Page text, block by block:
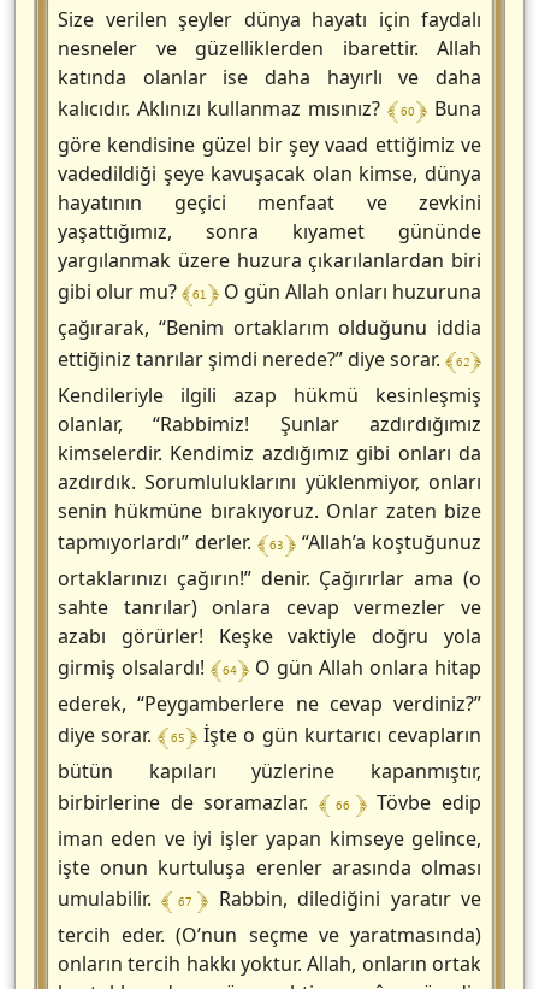
Size verilen şeyler dünya hayatı için faydalı
nesneler ve güzelliklerden ibarettir. Allah
katında olanlar ise daha hayırlı ve daha
kalıcıdır. Aklınızı kullanmaz mısınız? ﴾ 60 ﴿ Buna
göre kendisine güzel bir şey vaad ettiğimiz ve
vadedildiği şeye kavuşacak olan kimse, dünya
hayatının geçici menfaat ve zevkini
yaşattığımız, sonra kıyamet gününde
yargılanmak üzere huzura çıkarılanlardan biri
gibi olur mu?﴾ 61 ﴿O gün Allah onları huzuruna
çağırarak, “Benim ortaklarım olduğunu iddia
ettiğiniz tanrılar şimdi nerede?” diye sorar. ﴾ 62 ﴿
Kendileriyle ilgili azap hükmü kesinleşmiş
olanlar, “Rabbimiz! Şunlar azdırdığımız
kimselerdir. Kendimiz azdığımız gibi onları da
azdırdık. Sorumluluklarını yüklenmiyor, onları
senin hükmüne bırakıyoruz. Onlar zaten bize
tapmıyorlardı” derler. ﴾ 63 ﴿ “Allah’a koştuğunuz
ortaklarınızı çağırın!” denir. Çağırırlar ama (o
sahte tanrılar) onlara cevap vermezler ve
azabı görürler! Keşke vaktiyle doğru yola
girmiş olsalardı! ﴾ 64 ﴿ O gün Allah onlara hitap
ederek, “Peygamberlere ne cevap verdiniz?”
diye sorar.﴾ 65 ﴿İşte o gün kurtarıcı cevapların
bütün kapıları yüzlerine kapanmıştır,
birbirlerine de soramazlar.﴾ 66 ﴿Tövbe edip
iman eden ve iyi işler yapan kimseye gelince,
işte onun kurtuluşa erenler arasında olması
umulabilir.﴾ 67 ﴿ Rabbin, dilediğini yaratır ve
tercih eder. (O’nun seçme ve yaratmasında)
onların tercih hakkı yoktur. Allah, onların ortak